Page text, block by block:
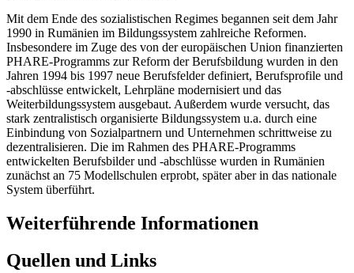
Mit dem Ende des sozialistischen Regimes begannen seit dem Jahr
1990 in Rumänien im Bildungssystem zahlreiche Reformen.
Insbesondere im Zuge des von der europäischen Union finanzierten
PHARE-Programms zur Reform der Berufsbildung wurden in den
Jahren 1994 bis 1997 neue Berufsfelder definiert, Berufsprofile und
-abschlüsse entwickelt, Lehrpläne modernisiert und das
Weiterbildungssystem ausgebaut. Außerdem wurde versucht, das
stark zentralistisch organisierte Bildungssystem u.a. durch eine
Einbindung von Sozialpartnern und Unternehmen schrittweise zu
dezentralisieren. Die im Rahmen des PHARE-Programms
entwickelten Berufsbilder und -abschlüsse wurden in Rumänien
zunächst an 75 Modellschulen erprobt, später aber in das nationale
System überführt.
Weiterführende Informationen
Quellen und Links